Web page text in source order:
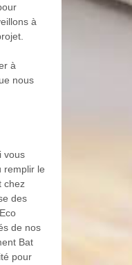
à
à
nous
vous
remplir le
chez
des
de nos
Bat
pour